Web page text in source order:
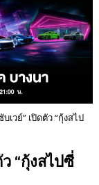
เวย์” เปิดตัว “กุ้งสไป
“กุ้งสไปซี่